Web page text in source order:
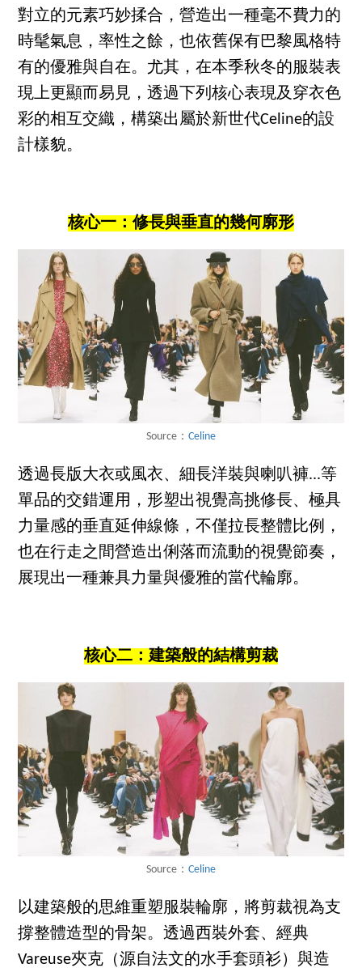
對立的元素巧妙揉合，營造出一種毫不費力的
時髦氣息，率性之餘，也依舊保有巴黎風格特
有的優雅與自在。尤其，在本季秋冬的服裝表
現上更顯而易見，透過下列核心表現及穿衣色
彩的相互交織，構築出屬於新世代Celine的設
計樣貌。
核心一：修長與垂直的幾何廓形
Source： Celine
透過長版大衣或風衣、細長洋裝與喇叭褲...等
單品的交錯運用，形塑出視覺高挑修長、極具
力量感的垂直延伸線條，不僅拉長整體比例，
也在行走之間營造出俐落而流動的視覺節奏，
展現出一種兼具力量與優雅的當代輪廓。
核心二：建築般的結構剪裁
Source： Celine
以建築般的思維重塑服裝輪廓，將剪裁視為支
撐整體造型的骨架。透過西裝外套、經典
Vareuse夾克（源自法文的水手套頭衫）與造